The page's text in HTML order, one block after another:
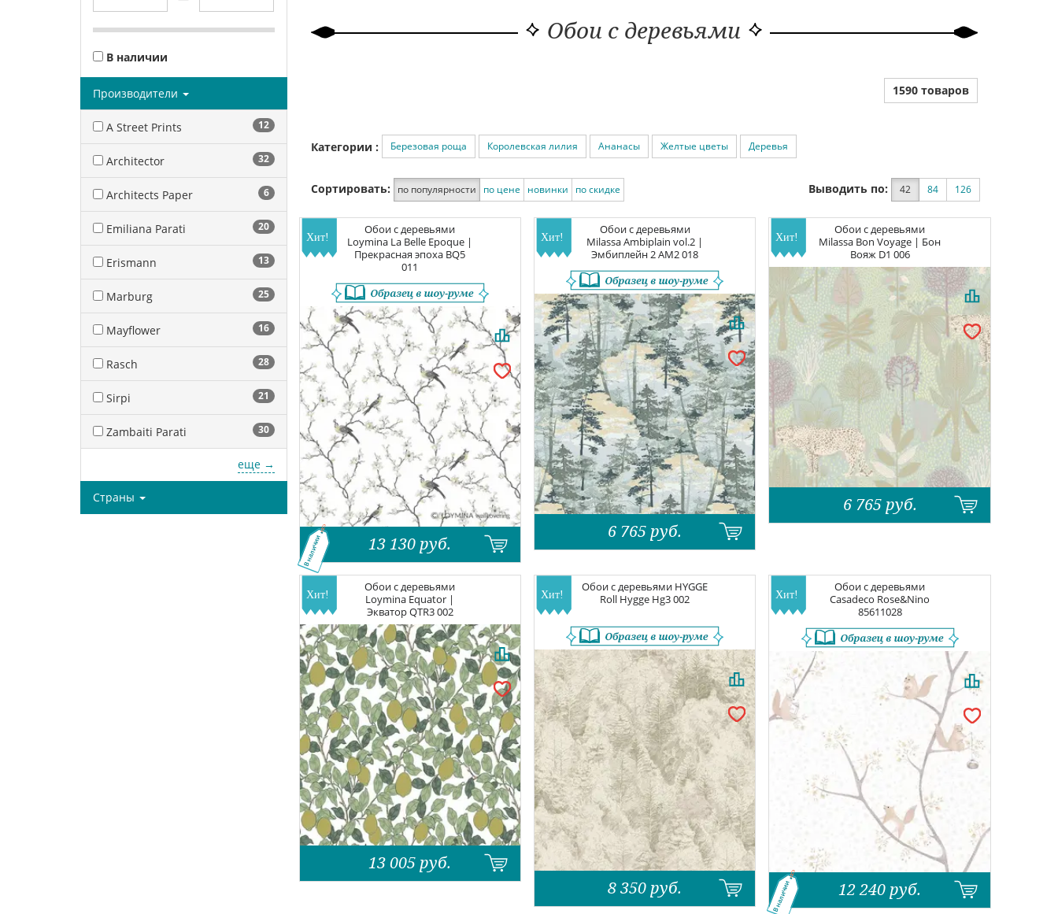
В наличии
Производители
A Street Prints 12
Architector 32
Architects Paper 6
Emiliana Parati 20
Erismann 13
Marburg 25
Mayflower 16
Rasch 28
Sirpi 21
Zambaiti Parati 30
еще →
Страны
Обои с деревьями
1590 товаров
Категории : Березовая роща Королевская лилия Ананасы Желтые цветы Деревья
Сортировать: по популярности по цене новинки по скидке Выводить по: 42 84 126
Обои с деревьями
Loymina La Belle Epoque |
Прекрасная эпоха BQ5
011
13 130 руб.
В наличии
Обои с деревьями
Milassa Ambiplain vol.2 |
Эмбиплейн 2AM2 018
6 765 руб.
Обои с деревьями
Milassa Bon Voyage | Бон
Вояж D1 006
6 765 руб.
Обои с деревьями
Loymina Equator |
ЭкваторQTR3 002
13 005 руб.
Обои с деревьями HYGGE
Roll Hygge Hg3 002
8 350 руб.
Обои с деревьями
Casadeco Rose&Nino
85611028
12 240 руб.
В наличии